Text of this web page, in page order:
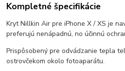
Kompletné špecifikácie
Kryt Nillkin Air pre iPhone X / XS je
preferujú nenápadnú, no účinnú
Prispôsobený pre odvádzanie tepla
ostrovčekom okolo fotoaparátu.